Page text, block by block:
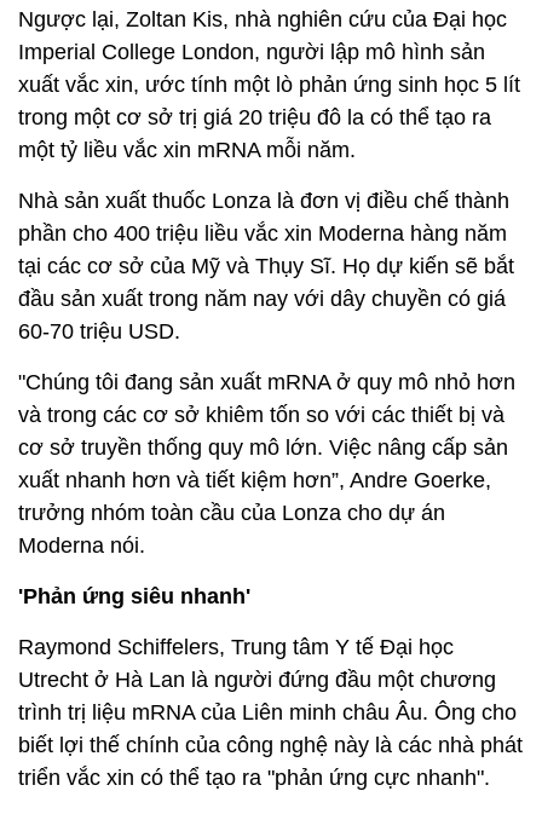
Ngược lại, Zoltan Kis, nhà nghiên cứu của Đại học
Imperial College London, người lập mô hình sản
xuất vắc xin, ước tính một lò phản ứng sinh học 5 lít
trong một cơ sở trị giá 20 triệu đô la có thể tạo ra
một tỷ liều vắc xin mRNA mỗi năm.
Nhà sản xuất thuốc Lonza là đơn vị điều chế thành
phần cho 400 triệu liều vắc xin Moderna hàng năm
tại các cơ sở của Mỹ và Thụy Sĩ. Họ dự kiến sẽ bắt
đầu sản xuất trong năm nay với dây chuyền có giá
60-70 triệu USD.
"Chúng tôi đang sản xuất mRNA ở quy mô nhỏ hơn
và trong các cơ sở khiêm tốn so với các thiết bị và
cơ sở truyền thống quy mô lớn. Việc nâng cấp sản
xuất nhanh hơn và tiết kiệm hơn”, Andre Goerke,
trưởng nhóm toàn cầu của Lonza cho dự án
Moderna nói.
'Phản ứng siêu nhanh'
Raymond Schiffelers, Trung tâm Y tế Đại học
Utrecht ở Hà Lan là người đứng đầu một chương
trình trị liệu mRNA của Liên minh châu Âu. Ông cho
biết lợi thế chính của công nghệ này là các nhà phát
triển vắc xin có thể tạo ra "phản ứng cực nhanh".